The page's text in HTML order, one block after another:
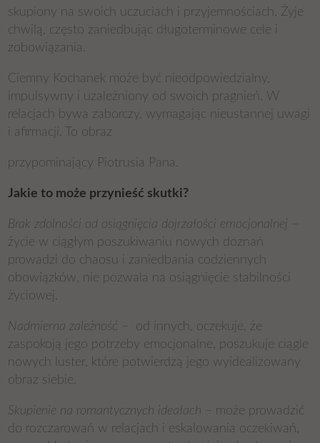
skupiony na swoich uczuciach i przyjemnościach. Żyje
chwilą, często zaniedbując długoterminowe cele i
zobowiązania.
Ciemny Kochanek może być nieodpowiedzialny,
impulsywny i uzależniony od swoich pragnień. W
relacjach bywa zaborczy, wymagając nieustannej uwagi
i afirmacji. To obraz
przypominający Piotrusia Pana.
Jakie to może przynieść skutki?
Brak zdolności od osiągnięcia dojrzałości emocjonalnej
życie w ciągłym poszukiwaniu nowych doznań
prowadzi do chaosu i zaniedbania codziennych
obowiązków, nie pozwala na osiągnięcie stabilności
życiowej.
Nadmierna zależność
– od innych, oczekuje, że
zaspokoją jego potrzeby emocjonalne, poszukuje ciągle
nowych luster, które potwierdzą jego wyidealizowany
obraz siebie.
Skupienie na romantycznych ideałach – może prowadzić
do rozczarowań w relacjach i eskalowania oczekiwań,